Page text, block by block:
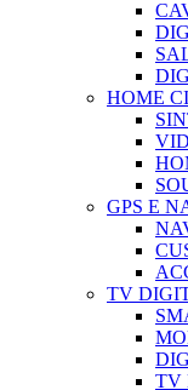
HOME
GPS E
TV
TV